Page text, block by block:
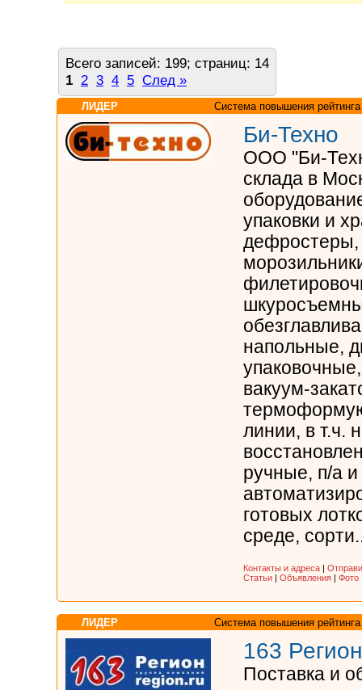
Всего записей: 199; страниц: 14
1 2 3 4 5 След »
ЛИДЕР Система повышения рейтинга
Би-Техно
ООО "Би-
склада в
упаковки и
напольные,
вакуум-
линии, в т.ч.
ручные, п/а и
готовых
среде,
Контакты и адреса |
Статьи | Объявления | Фото
ЛИДЕР Система повышения рейтинга
163 Регион
Поставка и